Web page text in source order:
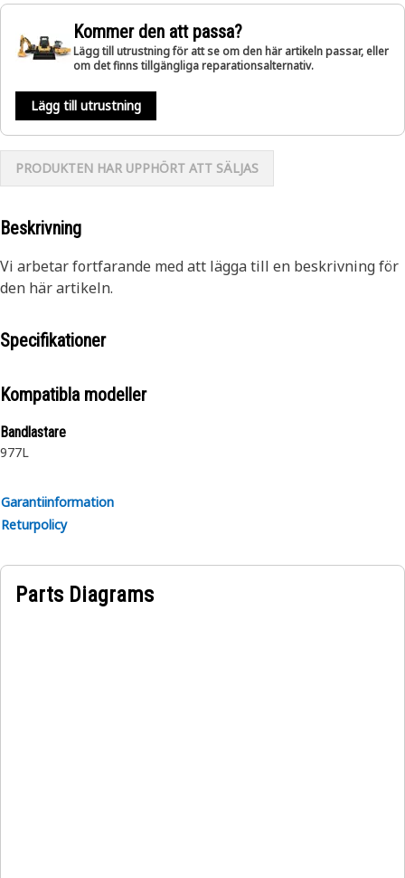
Kommer den att passa?
Lägg till utrustning för att se om den här artikeln passar, eller
om det finns tillgängliga reparationsalternativ.
Lägg till utrustning
PRODUKTEN HAR UPPHÖRT ATT SÄLJAS
Beskrivning
Vi arbetar fortfarande med att lägga till en beskrivning för
den här artikeln.
Specifikationer
Kompatibla modeller
Bandlastare
977L
Garantiinformation
Returpolicy
Parts Diagrams